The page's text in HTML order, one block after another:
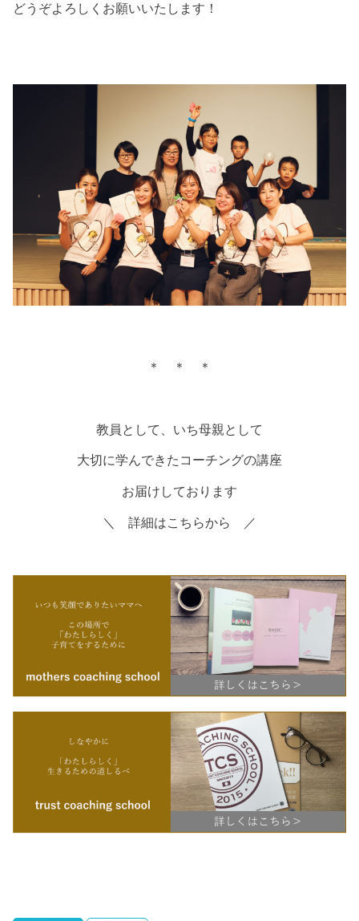
どうぞよろしくお願いいたします！
＊ ＊ ＊
教員として、いち母親として
大切に学んできたコーチングの講座
お届けしております
＼ 詳細はこちらから ／